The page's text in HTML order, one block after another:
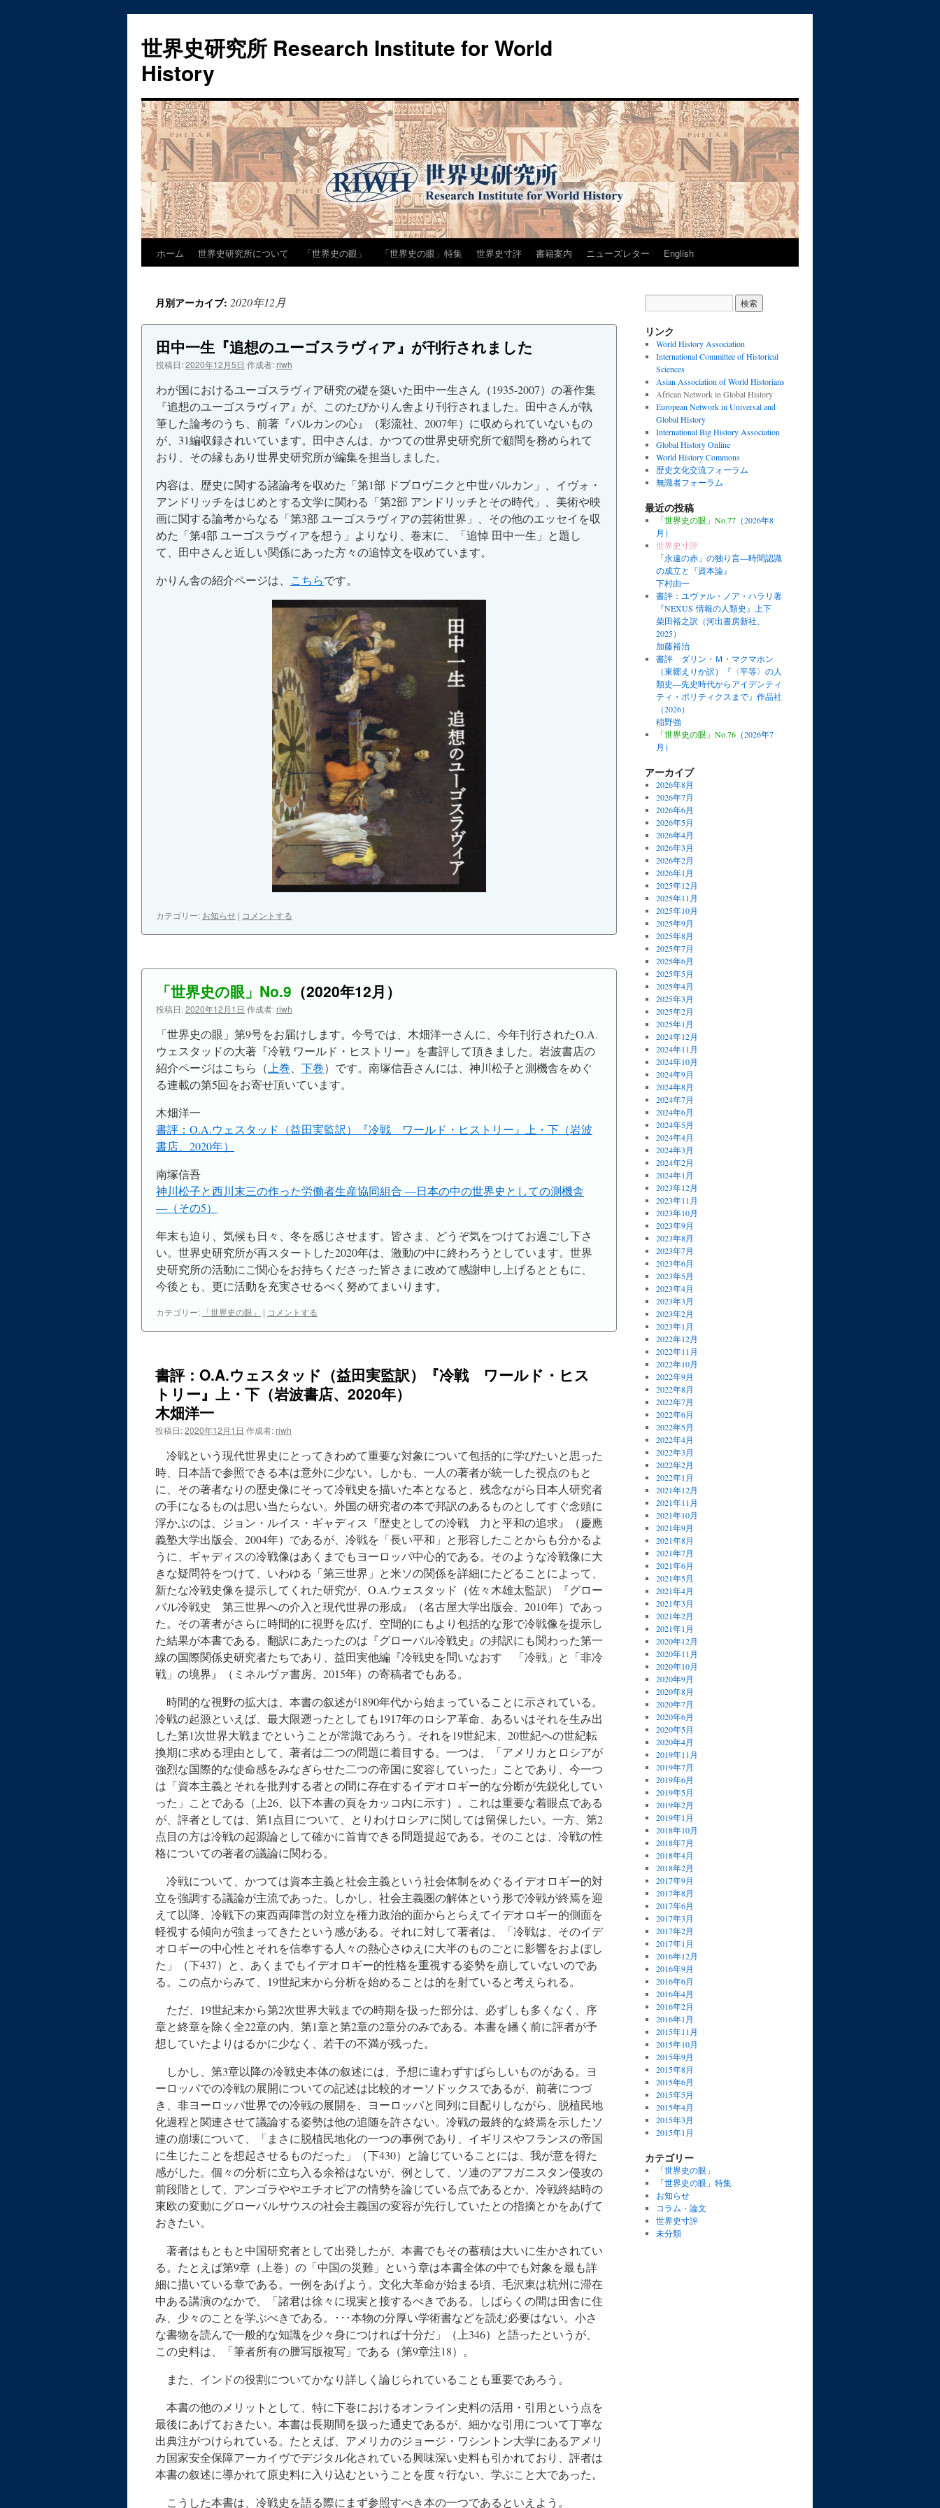
世界史研究所 Research Institute for World
History
テ
ホーム 世界史研究所について 「世界史の眼」 「世界史の眼」特集 世界史寸評 書籍案内 ニューズレター English
月別アーカイブ: 2020年12月
田中一生『追想のユーゴスラヴィア』が刊行されました
投稿日:2020年12月5日 作成者: riwh
わが国におけるユーゴスラヴィア研究の礎を築いた田中一生さん（1935-2007）の著作集
『追想のユーゴスラヴィア』が、このたびかりん舎より刊行されました。田中さんが執
筆した論考のうち、前著『バルカンの心』（彩流社、2007年）に収められていないもの
が、31編収録されいています。田中さんは、かつての世界史研究所で顧問を務められて
おり、その縁もあり世界史研究所が編集を担当しました。
内容は、歴史に関する諸論考を収めた「第1部 ドブロヴニクと中世バルカン」、イヴォ・
アンドリッチをはじめとする文学に関わる「第2部 アンドリッチとその時代」、美術や映
画に関する論考からなる「第3部 ユーゴスラヴィアの芸術世界」、その他のエッセイを収
めた「第4部 ユーゴスラヴィアを想う」よりなり、巻末に、「追悼 田中一生」と題し
て、田中さんと近しい関係にあった方々の追悼文を収めています。
かりん舎の紹介ページは、 こちらです。
カテゴリー: お知らせ | コメントする
「世界史の眼」No.9 （2020年12月）
投稿日:2020年12月1日 作成者: riwh
「世界史の眼」第9号をお届けします。今号では、木畑洋一さんに、今年刊行されたO.A.
ウェスタッドの大著『冷戦 ワールド・ヒストリー』を書評して頂きました。岩波書店の
紹介ページはこちら（ 上巻 下巻）です。南塚信吾さんには、神川松子と測機舎をめぐ
る連載の第5回をお寄せ頂いています。
木畑洋一
書評：O.A.ウェスタッド（益田実監訳）『冷戦 ワールド・ヒストリー』上・下（岩波
書店、2020年）
南塚信吾
神川松子と西川末三の作った労働者生産協同組合 ―日本の中の世界史としての測機舎
―（その5）
年末も迫り、気候も日々、冬を感じさせます。皆さま、どうぞ気をつけてお過ごし下さ
い。世界史研究所が再スタートした2020年は、激動の中に終わろうとしています。世界
史研究所の活動にご関心をお持ちくださった皆さまに改めて感謝申し上げるとともに、
今後とも、更に活動を充実させるべく努めてまいります。
カテゴリー: 「世界史の眼」 | コメントする
書評：O.A.ウェスタッド（益田実監訳）『冷戦 ワールド・ヒス
トリー』上・下（岩波書店、2020年）
木畑洋一
投稿日:2020年12月1日 作成者: riwh
冷戦という現代世界史にとってきわめて重要な対象について包括的に学びたいと思った
時、日本語で参照できる本は意外に少ない。しかも、一人の著者が統一した視点のもと
に、その著者なりの歴史像にそって冷戦史を描いた本となると、残念ながら日本人研究者
の手になるものは思い当たらない。外国の研究者の本で邦訳のあるものとしてすぐ念頭に
浮かぶのは、ジョン・ルイス・ギャディス『歴史としての冷戦 力と平和の追求』（慶應
義塾大学出版会、2004年）であるが、冷戦を「長い平和」と形容したことからも分かるよ
うに、ギャディスの冷戦像はあくまでもヨーロッパ中心的である。そのような冷戦像に大
きな疑問符をつけて、いわゆる「第三世界」と米ソの関係を詳細にたどることによって、
新たな冷戦史像を提示してくれた研究が、O.A.ウェスタッド（佐々木雄太監訳）『グロー
バル冷戦史 第三世界への介入と現代世界の形成』（名古屋大学出版会、2010年）であっ
た。その著者がさらに時間的に視野を広げ、空間的にもより包括的な形で冷戦像を提示し
た結果が本書である。翻訳にあたったのは『グローバル冷戦史』の邦訳にも関わった第一
線の国際関係史研究者たちであり、益田実他編『冷戦史を問いなおす 「冷戦」と「非冷
戦」の境界』（ミネルヴァ書房、2015年）の寄稿者でもある。
時間的な視野の拡大は、本書の叙述が1890年代から始まっていることに示されている。
冷戦の起源といえば、最大限遡ったとしても1917年のロシア革命、あるいはそれを生み出
した第1次世界大戦までということが常識であろう。それを19世紀末、20世紀への世紀転
換期に求める理由として、著者は二つの問題に着目する。一つは、「アメリカとロシアが
強烈な国際的な使命感をみなぎらせた二つの帝国に変容していった」ことであり、今一つ
は「資本主義とそれを批判する者との間に存在するイデオロギー的な分断が先鋭化してい
った」ことである（上26、以下本書の頁をカッコ内に示す）。これは重要な着眼点である
が、評者としては、第1点目について、とりわけロシアに関しては留保したい。一方、第2
点目の方は冷戦の起源論として確かに首肯できる問題提起である。そのことは、冷戦の性
格についての著者の議論に関わる。
冷戦について、かつては資本主義と社会主義という社会体制をめぐるイデオロギー的対
立を強調する議論が主流であった。しかし、社会主義圏の解体という形で冷戦が終焉を迎
えて以降、冷戦下の東西両陣営の対立を権力政治的面からとらえてイデオロギー的側面を
軽視する傾向が強まってきたという感がある。それに対して著者は、「冷戦は、そのイデ
オロギーの中心性とそれを信奉する人々の熱心さゆえに大半のものごとに影響をおよぼし
た」（下437）と、あくまでもイデオロギー的性格を重視する姿勢を崩していないのであ
る。この点からみて、19世紀末から分析を始めることは的を射ていると考えられる。
ただ、19世紀末から第2次世界大戦までの時期を扱った部分は、必ずしも多くなく、序
章と終章を除く全22章の内、第1章と第2章の2章分のみである。本書を繙く前に評者が予
想していたよりはるかに少なく、若干の不満が残った。
しかし、第3章以降の冷戦史本体の叙述には、予想に違わずすばらしいものがある。ヨ
ーロッパでの冷戦の展開についての記述は比較的オーソドックスであるが、前著につづ
き、非ヨーロッパ世界での冷戦の展開を、ヨーロッパと同列に目配りしながら、脱植民地
化過程と関連させて議論する姿勢は他の追随を許さない。冷戦の最終的な終焉を示したソ
連の崩壊について、「まさに脱植民地化の一つの事例であり、イギリスやフランスの帝国
に生じたことを想起させるものだった」（下430）と論じていることには、我が意を得た
感がした。個々の分析に立ち入る余裕はないが、例として、ソ連のアフガニスタン侵攻の
前段階として、アンゴラややエチオピアの情勢を論じている点であるとか、冷戦終結時の
東欧の変動にグローバルサウスの社会主義国の変容が先行していたとの指摘とかをあげて
おきたい。
著者はもともと中国研究者として出発したが、本書でもその蓄積は大いに生かされてい
る。たとえば第9章（上巻）の「中国の災難」という章は本書全体の中でも対象を最も詳
細に描いている章である。一例をあげよう。文化大革命が始まる頃、毛沢東は杭州に滞在
中ある講演のなかで、「諸君は徐々に現実と接するべきである。しばらくの間は田舎に住
み、少々のことを学ぶべきである。･･･本物の分厚い学術書などを読む必要はない。小さ
な書物を読んで一般的な知識を少々身につければ十分だ」（上346）と語ったというが、
この史料は、「筆者所有の謄写版複写」である（第9章注18）。
また、インドの役割についてかなり詳しく論じられていることも重要であろう。
本書の他のメリットとして、特に下巻におけるオンライン史料の活用・引用という点を
最後にあげておきたい。本書は長期間を扱った通史であるが、細かな引用について丁寧な
出典注がつけられている。たとえば、アメリカのジョージ・ワシントン大学にあるアメリ
カ国家安全保障アーカイヴでデジタル化されている興味深い史料も引かれており、評者は
本書の叙述に導かれて原史料に入り込むということを度々行ない、学ぶこと大であった。
こうした本書は、冷戦史を語る際にまず参照すべき本の一つであるといえよう。
リンク
World History Association
International Committee of Historical
Sciences
Asian Association of World Historians
African Network in Global History
European Network in Universal and
Global History
International Big History Association
Global History Online
World History Commons
歴史文化交流フォーラム
無識者フォーラム
最近の投稿
「世界史の眼」No.77（2026年8
月）
世界史寸評
「永遠の赤」の独り言―時間認識
の成立と『資本論』
下村由一
書評：ユヴァル・ノア・ハラリ著
『NEXUS 情報の人類史』上下
柴田裕之訳（河出書房新社、
2025）
加藤裕治
書評 ダリン・Ｍ・マクマホン
（東郷えりか訳）『〈平等〉の人
類史―先史時代からアイデンティ
ティ・ポリティクスまで』作品社
（2026）
稲野強
「世界史の眼」No.76（2026年7
月）
アーカイブ
2026年8月
2026年7月
2026年6月
2026年5月
2026年4月
2026年3月
2026年2月
2026年1月
2025年12月
2025年11月
2025年10月
2025年9月
2025年8月
2025年7月
2025年6月
2025年5月
2025年4月
2025年3月
2025年2月
2025年1月
2024年12月
2024年11月
2024年10月
2024年9月
2024年8月
2024年7月
2024年6月
2024年5月
2024年4月
2024年3月
2024年2月
2024年1月
2023年12月
2023年11月
2023年10月
2023年9月
2023年8月
2023年7月
2023年6月
2023年5月
2023年4月
2023年3月
2023年2月
2023年1月
2022年12月
2022年11月
2022年10月
2022年9月
2022年8月
2022年7月
2022年6月
2022年5月
2022年4月
2022年3月
2022年2月
2022年1月
2021年12月
2021年11月
2021年10月
2021年9月
2021年8月
2021年7月
2021年6月
2021年5月
2021年4月
2021年3月
2021年2月
2021年1月
2020年12月
2020年11月
2020年10月
2020年9月
2020年8月
2020年7月
2020年6月
2020年5月
2020年4月
2019年11月
2019年7月
2019年6月
2019年5月
2019年2月
2019年1月
2018年10月
2018年7月
2018年4月
2018年2月
2017年9月
2017年8月
2017年6月
2017年3月
2017年2月
2017年1月
2016年12月
2016年9月
2016年6月
2016年4月
2016年2月
2016年1月
2015年11月
2015年10月
2015年9月
2015年8月
2015年6月
2015年5月
2015年4月
2015年3月
2015年1月
カテゴリー
「世界史の眼」
「世界史の眼」特集
お知らせ
コラム・論文
世界史寸評
未分類